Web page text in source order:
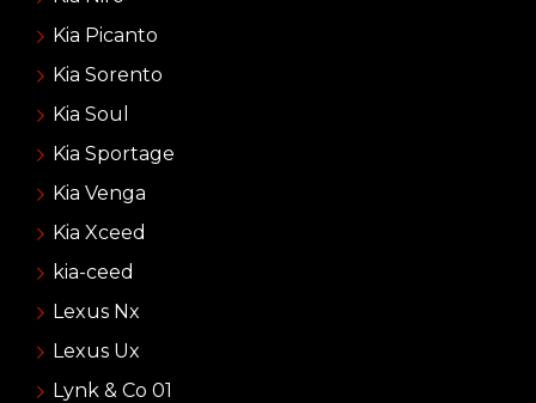
Kia Picanto
Kia Sorento
Kia Soul
Kia Sportage
Kia Venga
Kia Xceed
kia-ceed
Lexus Nx
Lexus Ux
Lynk & Co 01